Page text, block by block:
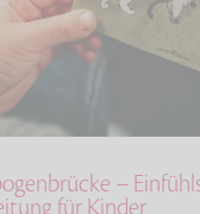
–
für Kinder